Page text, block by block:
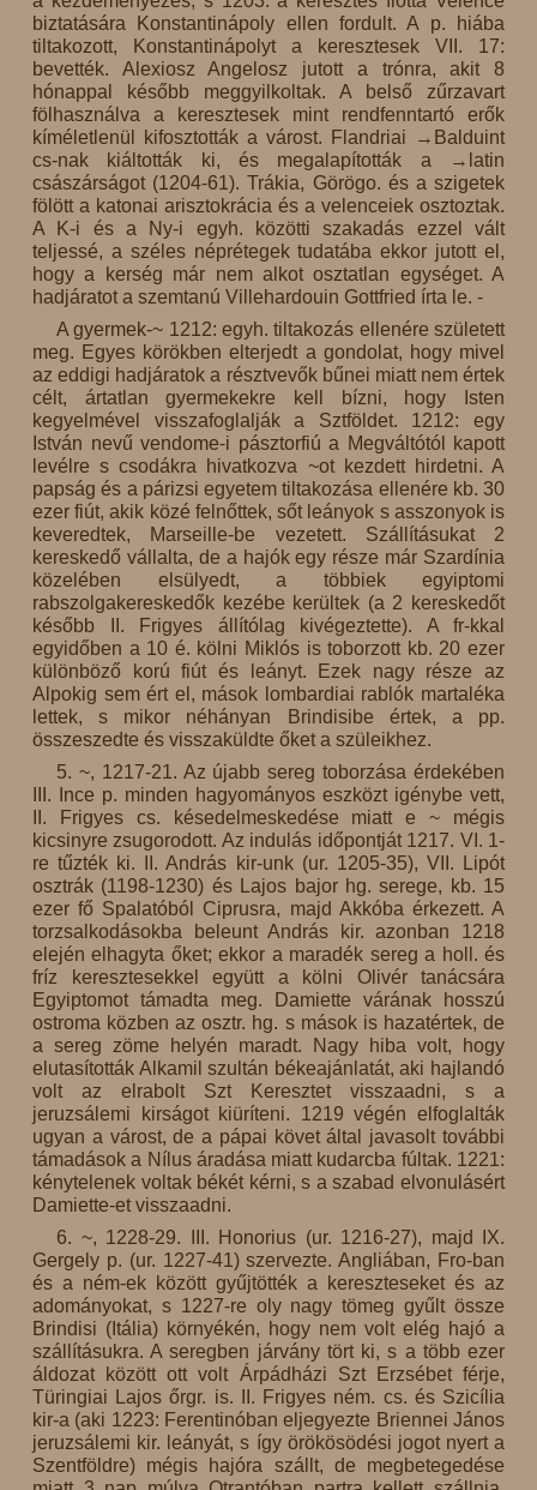
biztatására Konstantinápoly ellen fordult. A p. hiába
tiltakozott, Konstantinápolyt a keresztesek VII. 17:
bevették. Alexiosz Angelosz jutott a trónra, akit 8
hónappal később meggyilkoltak. A belső zűrzavart
fölhasználva a keresztesek mint rendfenntartó erők
kíméletlenül kifosztották a várost. Flandriai →Balduint
cs-nak kiáltották ki, és megalapították a →latin
császárságot (1204-61). Trákia, Görögo. és a szigetek
fölött a katonai arisztokrácia és a velenceiek osztoztak.
A K-i és a Ny-i egyh. közötti szakadás ezzel vált
teljessé, a széles néprétegek tudatába ekkor jutott el,
hogy a kerség már nem alkot osztatlan egységet. A
hadjáratot a szemtanú Villehardouin Gottfried írta le. -
A gyermek-~ 1212: egyh. tiltakozás ellenére született
meg. Egyes körökben elterjedt a gondolat, hogy mivel
az eddigi hadjáratok a résztvevők bűnei miatt nem értek
célt, ártatlan gyermekekre kell bízni, hogy Isten
kegyelmével visszafoglalják a Sztföldet. 1212: egy
István nevű vendome-i pásztorfiú a Megváltótól kapott
levélre s csodákra hivatkozva ~ot kezdett hirdetni. A
papság és a párizsi egyetem tiltakozása ellenére kb. 30
ezer fiút, akik közé felnőttek, sőt leányok s asszonyok is
keveredtek, Marseille-be vezetett. Szállításukat 2
kereskedő vállalta, de a hajók egy része már Szardínia
közelében elsülyedt, a többiek egyiptomi
rabszolgakereskedők kezébe kerültek (a 2 kereskedőt
később II. Frigyes állítólag kivégeztette). A fr-kkal
egyidőben a 10 é. kölni Miklós is toborzott kb. 20 ezer
különböző korú fiút és leányt. Ezek nagy része az
Alpokig sem ért el, mások lombardiai rablók martaléka
lettek, s mikor néhányan Brindisibe értek, a pp.
összeszedte és visszaküldte őket a szüleikhez.
5. ~, 1217-21. Az újabb sereg toborzása érdekében
III. Ince p. minden hagyományos eszközt igénybe vett,
II. Frigyes cs. késedelmeskedése miatt e ~ mégis
kicsinyre zsugorodott. Az indulás időpontját 1217. VI. 1-
re tűzték ki. II. András kir-unk (ur. 1205-35), VII. Lipót
osztrák (1198-1230) és Lajos bajor hg. serege, kb. 15
ezer fő Spalatóból Ciprusra, majd Akkóba érkezett. A
torzsalkodásokba beleunt András kir. azonban 1218
elején elhagyta őket; ekkor a maradék sereg a holl. és
fríz keresztesekkel együtt a kölni Olivér tanácsára
Egyiptomot támadta meg. Damiette várának hosszú
ostroma közben az osztr. hg. s mások is hazatértek, de
a sereg zöme helyén maradt. Nagy hiba volt, hogy
elutasították Alkamil szultán békeajánlatát, aki hajlandó
volt az elrabolt Szt Keresztet visszaadni, s a
jeruzsálemi kirságot kiüríteni. 1219 végén elfoglalták
ugyan a várost, de a pápai követ által javasolt további
támadások a Nílus áradása miatt kudarcba fúltak. 1221:
kénytelenek voltak békét kérni, s a szabad elvonulásért
Damiette-et visszaadni.
6. ~, 1228-29. III. Honorius (ur. 1216-27), majd IX.
Gergely p. (ur. 1227-41) szervezte. Angliában, Fro-ban
és a ném-ek között gyűjtötték a kereszteseket és az
adományokat, s 1227-re oly nagy tömeg gyűlt össze
Brindisi (Itália) környékén, hogy nem volt elég hajó a
szállításukra. A seregben járvány tört ki, s a több ezer
áldozat között ott volt Árpádházi Szt Erzsébet férje,
Türingiai Lajos őrgr. is. II. Frigyes ném. cs. és Szicília
kir-a (aki 1223: Ferentinóban eljegyezte Briennei János
jeruzsálemi kir. leányát, s így örökösödési jogot nyert a
Szentföldre) mégis hajóra szállt, de megbetegedése